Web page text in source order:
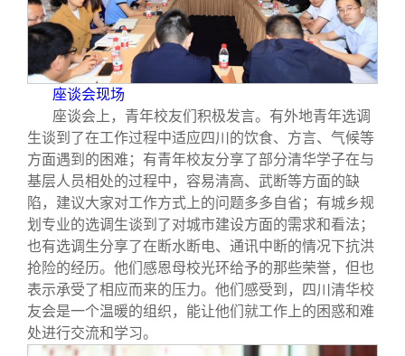
座谈会现场
座谈会上，青年校友们积极发言。有外地青年选调
生谈到了在工作过程中适应四川的饮食、方言、气候等
方面遇到的困难；有青年校友分享了部分清华学子在与
基层人员相处的过程中，容易清高、武断等方面的缺
陷，建议大家对工作方式上的问题多多自省；有城乡规
划专业的选调生谈到了对城市建设方面的需求和看法；
也有选调生分享了在断水断电、通讯中断的情况下抗洪
抢险的经历。他们感恩母校光环给予的那些荣誉，但也
表示承受了相应而来的压力。他们感受到，四川清华校
友会是一个温暖的组织，能让他们就工作上的困惑和难
处进行交流和学习。